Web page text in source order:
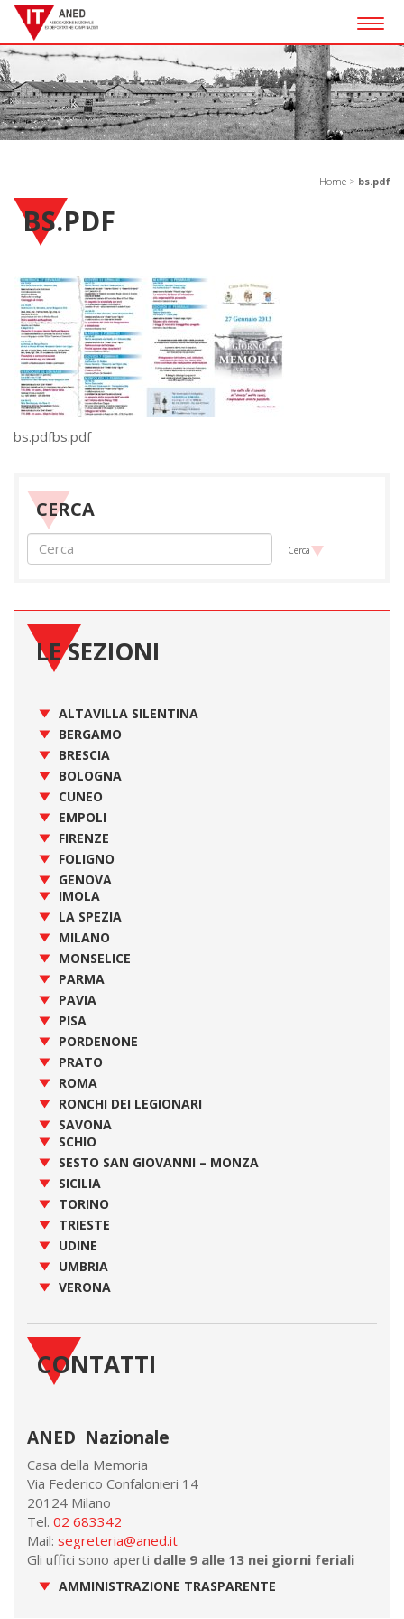
Home > bs.pdf
BS.PDF
bs.pdfbs.pdf
CERCA
Cerca
LE SEZIONI
ALTAVILLA SILENTINA
BERGAMO
BRESCIA
BOLOGNA
CUNEO
EMPOLI
FIRENZE
FOLIGNO
GENOVA
IMOLA
LA SPEZIA
MILANO
MONSELICE
PARMA
PAVIA
PISA
PORDENONE
PRATO
ROMA
RONCHI DEI LEGIONARI
SAVONA
SCHIO
SESTO SAN GIOVANNI – MONZA
SICILIA
TORINO
TRIESTE
UDINE
UMBRIA
VERONA
CONTATTI
ANED Nazionale
Casa della Memoria
Via Federico Confalonieri 14
20124 Milano
Tel. 02 683342
Mail: segreteria@aned.it
Gli uffici sono aperti dalle 9 alle 13 nei giorni feriali
AMMINISTRAZIONE TRASPARENTE